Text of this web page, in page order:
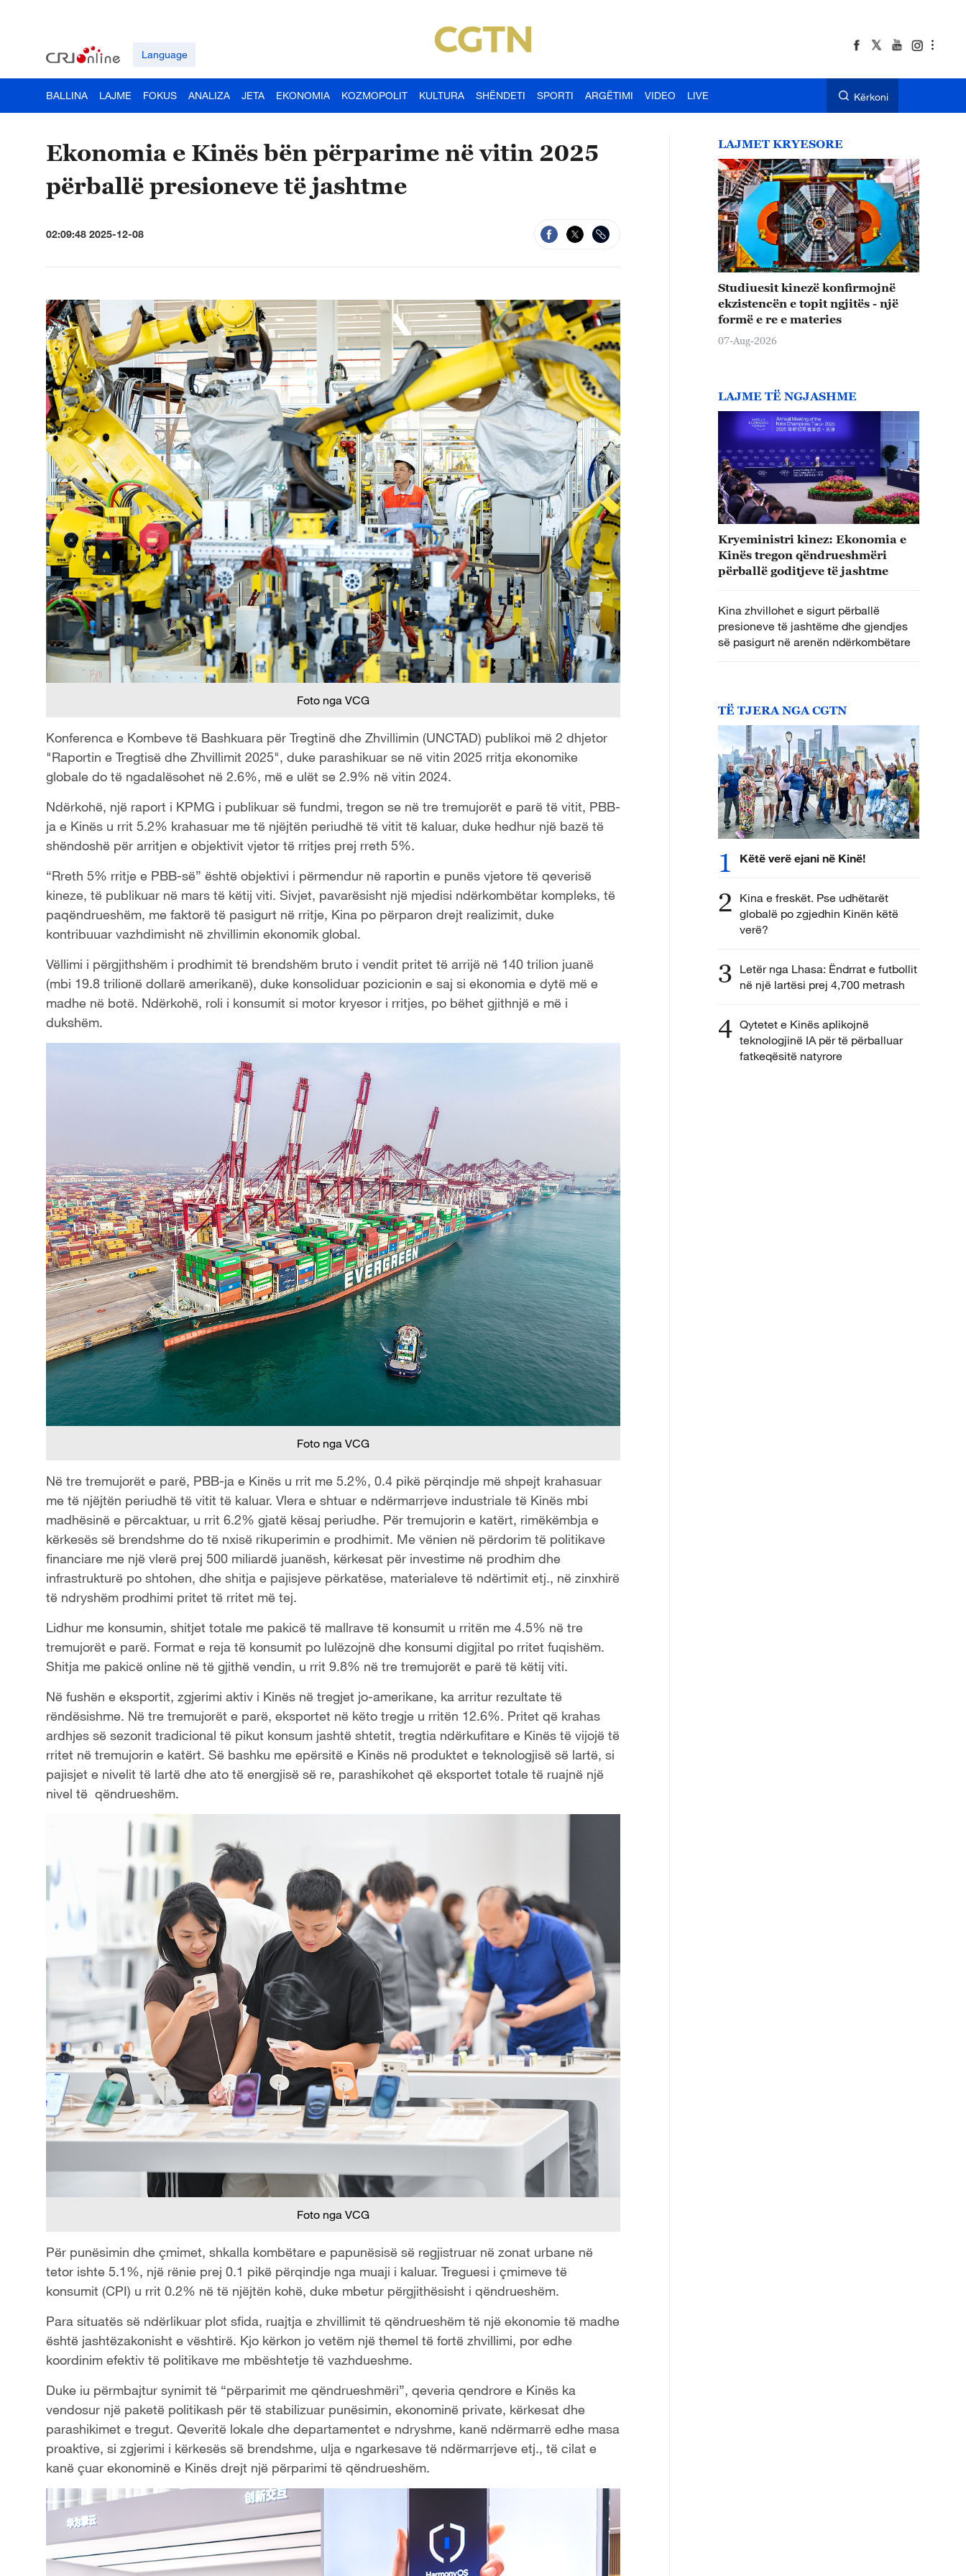
Language
BALLINA LAJME FOKUS ANALIZA JETA EKONOMIA KOZMOPOLIT KULTURA SHËNDETI SPORTI ARGËTIMI VIDEO LIVE Kërkoni
Ekonomia e Kinës bën përparime në vitin 2025
përballë presioneve të jashtme
02:09:48 2025-12-08
Foto nga VCG
Konferenca e Kombeve të Bashkuara për Tregtinë dhe Zhvillimin (UNCTAD) publikoi më 2 dhjetor
"Raportin e Tregtisë dhe Zhvillimit 2025", duke parashikuar se në vitin 2025 rritja ekonomike
globale do të ngadalësohet në 2.6%, më e ulët se 2.9% në vitin 2024.
Ndërkohë, një raport i KPMG i publikuar së fundmi, tregon se në tre tremujorët e parë të vitit, PBB-
ja e Kinës u rrit 5.2% krahasuar me të njëjtën periudhë të vitit të kaluar, duke hedhur një bazë të
shëndoshë për arritjen e objektivit vjetor të rritjes prej rreth 5%.
“Rreth 5% rritje e PBB-së” është objektivi i përmendur në raportin e punës vjetore të qeverisë
kineze, të publikuar në mars të këtij viti. Sivjet, pavarësisht një mjedisi ndërkombëtar kompleks, të
paqëndrueshëm, me faktorë të pasigurt në rritje, Kina po përparon drejt realizimit, duke
kontribuuar vazhdimisht në zhvillimin ekonomik global.
Vëllimi i përgjithshëm i prodhimit të brendshëm bruto i vendit pritet të arrijë në 140 trilion juanë
(mbi 19.8 trilionë dollarë amerikanë), duke konsoliduar pozicionin e saj si ekonomia e dytë më e
madhe në botë. Ndërkohë, roli i konsumit si motor kryesor i rritjes, po bëhet gjithnjë e më i
dukshëm.
Foto nga VCG
Në tre tremujorët e parë, PBB-ja e Kinës u rrit me 5.2%, 0.4 pikë përqindje më shpejt krahasuar
me të njëjtën periudhë të vitit të kaluar. Vlera e shtuar e ndërmarrjeve industriale të Kinës mbi
madhësinë e përcaktuar, u rrit 6.2% gjatë kësaj periudhe. Për tremujorin e katërt, rimëkëmbja e
kërkesës së brendshme do të nxisë rikuperimin e prodhimit. Me vënien në përdorim të politikave
financiare me një vlerë prej 500 miliardë juanësh, kërkesat për investime në prodhim dhe
infrastrukturë po shtohen, dhe shitja e pajisjeve përkatëse, materialeve të ndërtimit etj., në zinxhirë
të ndryshëm prodhimi pritet të rritet më tej.
Lidhur me konsumin, shitjet totale me pakicë të mallrave të konsumit u rritën me 4.5% në tre
tremujorët e parë. Format e reja të konsumit po lulëzojnë dhe konsumi digjital po rritet fuqishëm.
Shitja me pakicë online në të gjithë vendin, u rrit 9.8% në tre tremujorët e parë të këtij viti.
Në fushën e eksportit, zgjerimi aktiv i Kinës në tregjet jo-amerikane, ka arritur rezultate të
rëndësishme. Në tre tremujorët e parë, eksportet në këto tregje u rritën 12.6%. Pritet që krahas
ardhjes së sezonit tradicional të pikut konsum jashtë shtetit, tregtia ndërkufitare e Kinës të vijojë të
rritet në tremujorin e katërt. Së bashku me epërsitë e Kinës në produktet e teknologjisë së lartë, si
pajisjet e nivelit të lartë dhe ato të energjisë së re, parashikohet që eksportet totale të ruajnë një
nivel të qëndrueshëm.
Foto nga VCG
Për punësimin dhe çmimet, shkalla kombëtare e papunësisë së regjistruar në zonat urbane në
tetor ishte 5.1%, një rënie prej 0.1 pikë përqindje nga muaji i kaluar. Treguesi i çmimeve të
konsumit (CPI) u rrit 0.2% në të njëjtën kohë, duke mbetur përgjithësisht i qëndrueshëm.
Para situatës së ndërlikuar plot sfida, ruajtja e zhvillimit të qëndrueshëm të një ekonomie të madhe
është jashtëzakonisht e vështirë. Kjo kërkon jo vetëm një themel të fortë zhvillimi, por edhe
koordinim efektiv të politikave me mbështetje të vazhdueshme.
Duke iu përmbajtur synimit të “përparimit me qëndrueshmëri”, qeveria qendrore e Kinës ka
vendosur një paketë politikash për të stabilizuar punësimin, ekonominë private, kërkesat dhe
parashikimet e tregut. Qeveritë lokale dhe departamentet e ndryshme, kanë ndërmarrë edhe masa
proaktive, si zgjerimi i kërkesës së brendshme, ulja e ngarkesave të ndërmarrjeve etj., të cilat e
kanë çuar ekonominë e Kinës drejt një përparimi të qëndrueshëm.
LAJMET KRYESORE
Studiuesit kinezë konfirmojnë
ekzistencën e topit ngjitës - një
formë e re e materies
07-Aug-2026
LAJME TË NGJASHME
Kryeministri kinez: Ekonomia e
Kinës tregon qëndrueshmëri
përballë goditjeve të jashtme
Kina zhvillohet e sigurt përballë
presioneve të jashtëme dhe gjendjes
së pasigurt në arenën ndërkombëtare
TË TJERA NGA CGTN
1 Këtë verë ejani në Kinë!
2 Kina e freskët. Pse udhëtarët
globalë po zgjedhin Kinën këtë
verë?
3 Letër nga Lhasa: Ëndrrat e futbollit
në një lartësi prej 4,700 metrash
4 Qytetet e Kinës aplikojnë
teknologjinë IA për të përballuar
fatkeqësitë natyrore